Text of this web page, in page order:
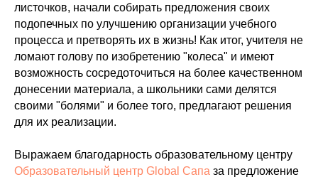
листочков, начали собирать предложения своих
подопечных по улучшению организации учебного
процесса и претворять их в жизнь! Как итог, учителя не
ломают голову по изобретению "колеса" и имеют
возможность сосредоточиться на более качественном
донесении материала, а школьники сами делятся
своими "болями" и более того, предлагают решения
для их реализации.
Выражаем благодарность образовательному центру
Образовательный центр Global Сапа за предложение